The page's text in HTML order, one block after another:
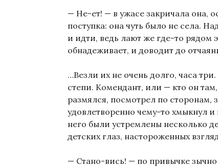
— Не-ет! — в ужасе закричала она,
поступка: она чуть было не села.
и идти, ведь лают же где-то рядом
обнадеживает, и доводит до
…Везли их не очень долго, часа
степи. Комендант, или — кто он
размялся, посмотрел по сторонам,
удовлетворенно чему-то хмыкнул
него были устремлены несколько
детских глаз, настороженных
— Стано-вись! — по привычке